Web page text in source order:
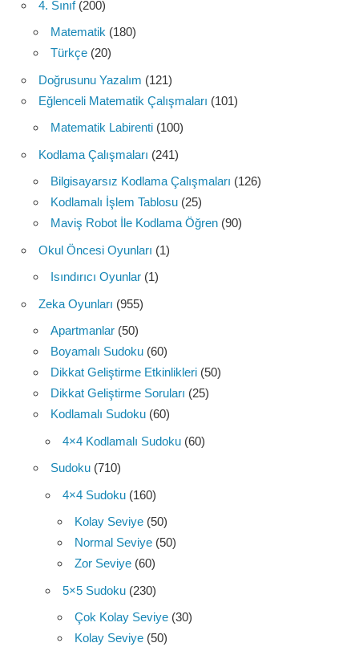
4. Sınıf(200)
Matematik (180)
Türkçe (20)
Doğrusunu Yazalım (121)
Eğlenceli Matematik Çalışmaları (101)
Matematik Labirenti (100)
Kodlama Çalışmaları (241)
Bilgisayarsız Kodlama Çalışmaları (126)
Kodlamalı İşlem Tablosu (25)
Maviş Robot İle Kodlama Öğren (90)
Okul Öncesi Oyunları (1)
Isındırıcı Oyunlar (1)
Zeka Oyunları (955)
Apartmanlar (50)
Boyamalı Sudoku (60)
Dikkat Geliştirme Etkinlikleri (50)
Dikkat Geliştirme Soruları (25)
Kodlamalı Sudoku (60)
4×4 Kodlamalı Sudoku (60)
Sudoku (710)
4×4 Sudoku (160)
Kolay Seviye (50)
Normal Seviye (50)
Zor Seviye (60)
5×5 Sudoku (230)
Çok Kolay Seviye (30)
Kolay Seviye (50)